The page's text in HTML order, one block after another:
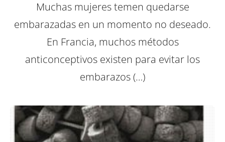
Muchas mujeres temen quedarse
embarazadas en un momento no deseado.
En Francia, muchos métodos
anticonceptivos existen para evitar los
embarazos (…)